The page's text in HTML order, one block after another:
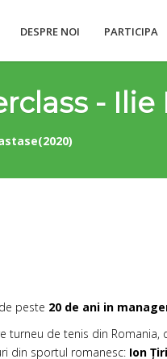
DESPRE NOI PARTICIPA
- Ilie
peste 20 de ani in
turneu de tenis din
din sportul romanesc: Ion